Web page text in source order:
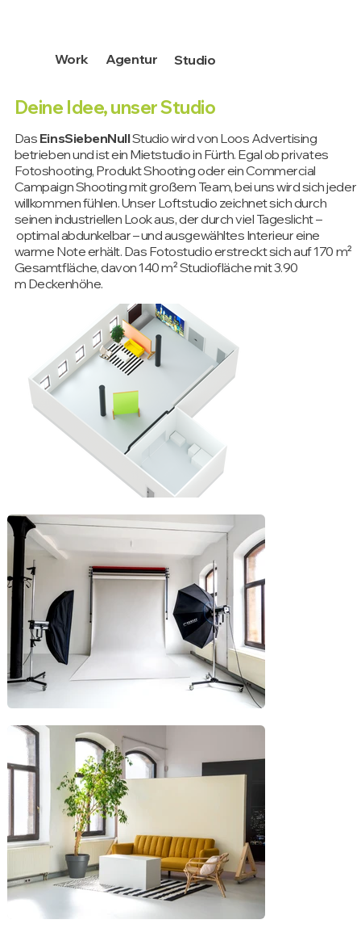
Work Agentur Studio
Deine Idee, unser Studio
Das EinsSiebenNullStudio wird von Loos Advertising
betrieben und ist ein Mietstudio in Fürth. Egal ob privates
Fotoshooting, Produkt Shooting oder ein Commercial
Campaign Shooting mit großem Team, bei unswird sich jeder
willkommen fühlen. Unser Loftstudio zeichnet sich durch
seinen industriellen Look aus, der durch viel Tageslicht –
optimal abdunkelbar – und ausgewähltes Interieur eine
warme Note erhält. Das Fotostudio erstreckt sich auf 170 m²
Gesamtfläche, davon 140 m² Studiofläche mit 3.90
m Deckenhöhe.